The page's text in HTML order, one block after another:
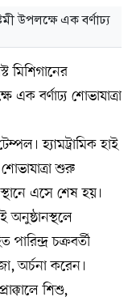
উপলক্ষে এক বর্ণাঢ্য
মিশিগানের
এক বর্ণাঢ্য শোভাযাত্রা
হ্যামট্রামিক হাই
শুরু
এসে শেষ হয়।
অনুষ্ঠানস্থলে
চক্রবর্তী
অর্চনা করেন।
শিশু,